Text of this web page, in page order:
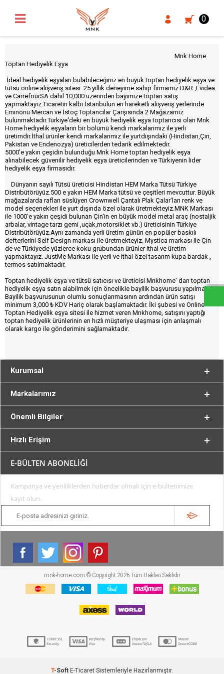
WhatsappDeseHatt
0
Mnk Home
Toptan Hediyelik Eşya
İdeal hediyelik eşyaları bulabileceğiniz en büyüktoptan hediyelik eşya ve
tütsü online alışveriş sitesi. 25 yıllık deneyime sahip firmamız D&R ,Evidea
ve CarrefourSA dahil 10,000 üzerinden bayimize toptan satış
yapmaktayız.Ticaretin kalbi İstanbulun en hareketli alışveriş yerlerinde
Eminönü Mercan ve İstoç Toptancılar Çarşısında 2 Mağazamız
bulunmaktadır.Türkiye'deki en büyük hediyelik eşya toptancısı olan Mnk
Home hediyelik eşyaların bir bölümü kendi markalarımız ile yerli
üretimdir.İthal ürünler kendi markalarımız ile yurtdışındaki (Hindistan,Çin,
Pakistan ve Endenozya) üreticilerden tedarik edilmektedir.
5000'e yakın çeşidin bulunduğu Mnk Home toptan hediyelik eşya
alınabilecek güvenilir hediyelik eşya üreticilerinden ve Türkiyenin lider
hediyelik eşya firmasıdır.
Dünyanın sayılı Tütsü üreticisi Hindistan HEM Marka Tütsü Türkiye
Distribütörüyüz.500 e yakın HEM Marka tütsü ve çeşitleri mevcuttur. Büyük
mağazalarda rafları süslüyen Crownwell Çantalı Plak Çalar'ları renk ve
model seçenekleri ile yurt dışında özel olarak üretmekteyiz.MNK Markası
ile 1000'e yakın çeşidi bulunan Çin'in en büyük model metal araç (nostaljik
arbalar, vintage tarzı gemi ,uçak,motorsiklet vb.) üreticisinin Türkiye
Distribütörüyüz.Aynı zamanda yerli üretim günün en popüler baskılı
defterlerini Self Design markası ile üretmekteyiz. Mystica markası ile Çin
de ve Türkiyede yüzlerce koku grubundan ürünler ithal ve üretim
yapmaktayız. JustMe Markası ile yerli ve ithal özel tasarım kupa bardak ,
termos satılmaktadır.
Toptan hediyelik eşya ve tütsü satıcısı ve üreticisi Mnkhome' dan toptan
hediyelik eşya satın alabilmek için öncelikle bayilik başvurusu yapılmalıdır.
Bayilik başvurusunun olumlu sonuçlanmasının ardından ürün satışı
minimum 3,000 ₺ KDV Hariç olarak başlamaktadır. İki şubesi ve Online
Toptan Hediyelik eşya sitesi ile hizmet veren Mnkhome, satışını yaptığı
toptan hediyelik ürünlerinin en hızlı müşteriye ulaşması için anlaşmalı
olarak kargo ile gönderimini sağlamaktadır.
Kurumsal
Markalarımız
Önemli Bilgiler
Hızlı Erişim
E-BÜLTEN ABONELİĞİ
Kampanya ve yeniliklerden haberdar olmak için e-bültenimize
kayıt olun.
mnk-home.com © Copyright 2026 Tüm Hakları Saklıdır
T-Soft E-Ticaret Sistemleriyle Hazırlanmıştır.